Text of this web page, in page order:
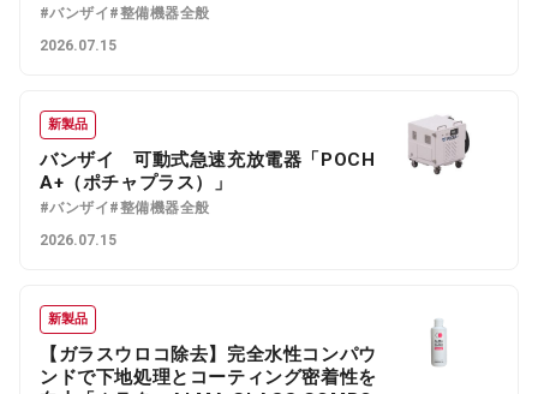
#バンザイ#整備機器全般
2026.07.15
新製品
バンザイ 可動式急速充放電器「POCH
A+（ポチャプラス）」
#バンザイ#整備機器全般
2026.07.15
新製品
【ガラスウロコ除去】完全水性コンパウ
ンドで下地処理とコーティング密着性を